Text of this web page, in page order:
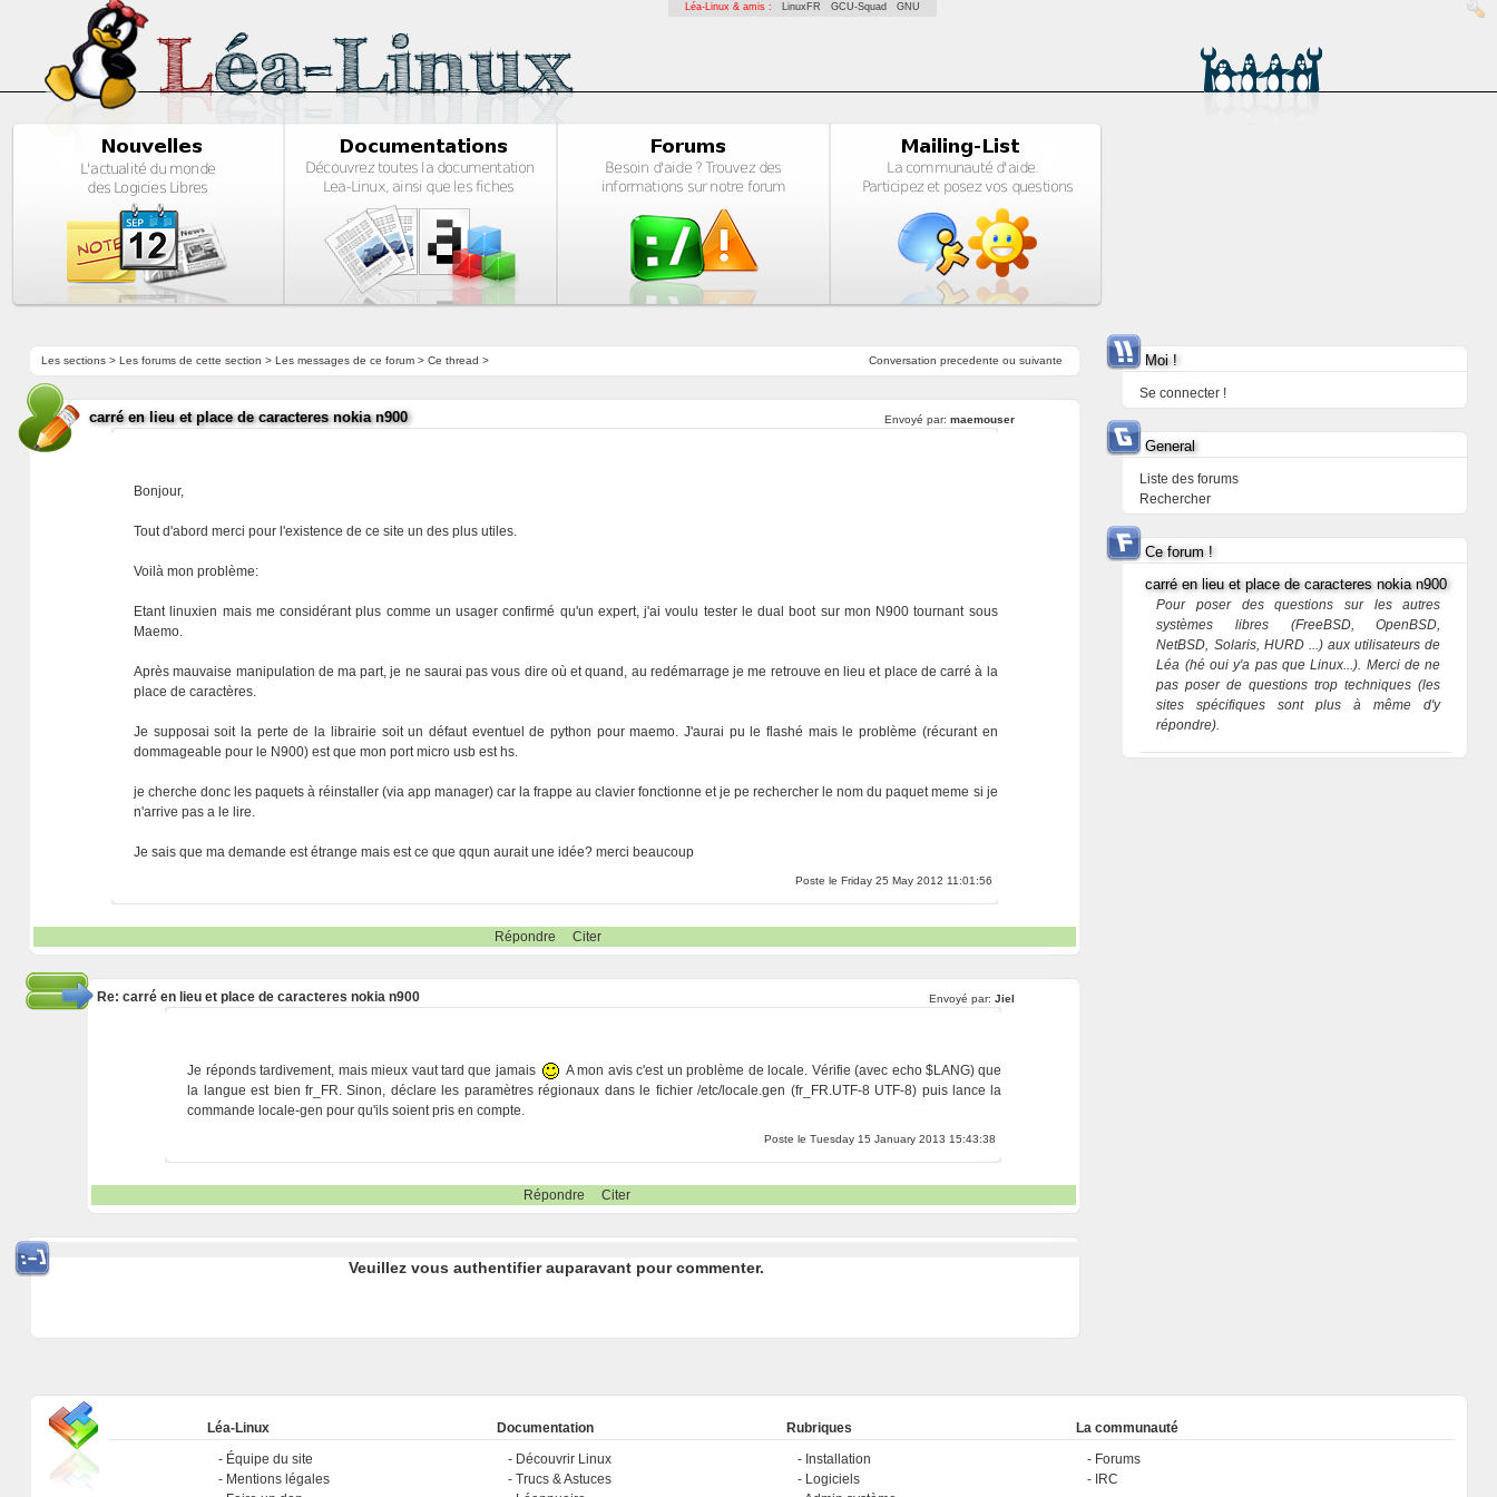
Léa-Linux & amis : LinuxFR GCU-Squad GNU
Conversation precedente ou suivante
Les sections> Les forums de cette section > Les messages de ce forum> Ce thread >
carré en lieu et place de caracteres nokia n900 Envoyé par: maemouser
Bonjour,
Tout d'abord merci pour l'existence de ce site un des plus utiles.
Voilà mon problème:
Etant linuxien mais me considérant plus comme un usager confirmé qu'un expert, j'ai voulu tester le dual boot sur mon N900 tournant sous
Maemo.
Après mauvaise manipulation de ma part, je ne saurai pas vous dire où et quand, au redémarrage je me retrouve en lieu et place de carré à la
place de caractères.
Je supposai soit la perte de la librairie soit un défaut eventuel de python pour maemo. J'aurai pu le flashé mais le problème (récurant en
dommageable pour le N900) est que mon port micro usb est hs.
je cherche donc les paquets à réinstaller (via app manager) car la frappe au clavier fonctionne et je pe rechercher le nom du paquet meme si je
n'arrive pas a le lire.
Je sais que ma demande est étrange mais est ce que qqun aurait une idée? merci beaucoup
Poste le Friday 25 May 2012 11:01:56
Répondre Citer
Re: carré en lieu et place de caracteres nokia n900 Envoyé par: Jiel
Je réponds tardivement, mais mieux vaut tard que jamais
A mon avis c'est un problème de locale. Vérifie (avec echo $LANG) que
la langue est bien fr_FR. Sinon, déclare les paramètres régionaux dans le fichier /etc/locale.gen (fr_FR.UTF-8 UTF-8) puis lance la
commande locale-gen pour qu'ils soient pris en compte.
Poste le Tuesday 15 January 2013 15:43:38
Répondre Citer
Veuillez vous authentifier auparavant pour commenter.
Moi !
Se connecter !
General
Liste des forums
Rechercher
Ce forum !
carré en lieu et place de caracteres nokia n900
Pour poser des questions sur les autres
systèmes libres (FreeBSD, OpenBSD,
NetBSD, Solaris, HURD ...) aux utilisateurs de
Léa (hé oui y'a pas que Linux...). Merci de ne
pas poser de questions trop techniques (les
sites spécifiques sont plus à même d'y
répondre).
Léa-Linux
Équipe du site
Mentions légales
Documentation
Découvrir Linux
Trucs & Astuces
Rubriques
Installation
Logiciels
La communauté
Forums
IRC